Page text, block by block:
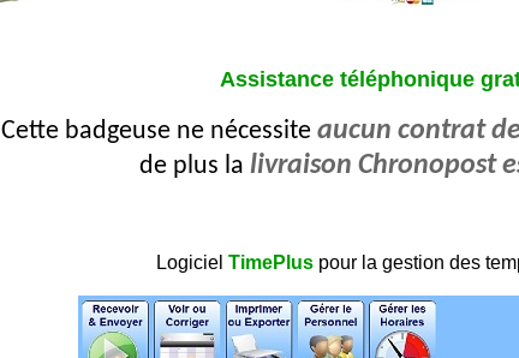
Assistance téléphonique
Cette badgeuse ne nécessite aucun contrat
de plus la livraison Chronopost
Logiciel TimePluspour la gestion des